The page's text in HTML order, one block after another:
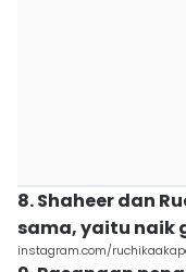
8. Shaheer dan
sama, yaitu naik
instagram.com/